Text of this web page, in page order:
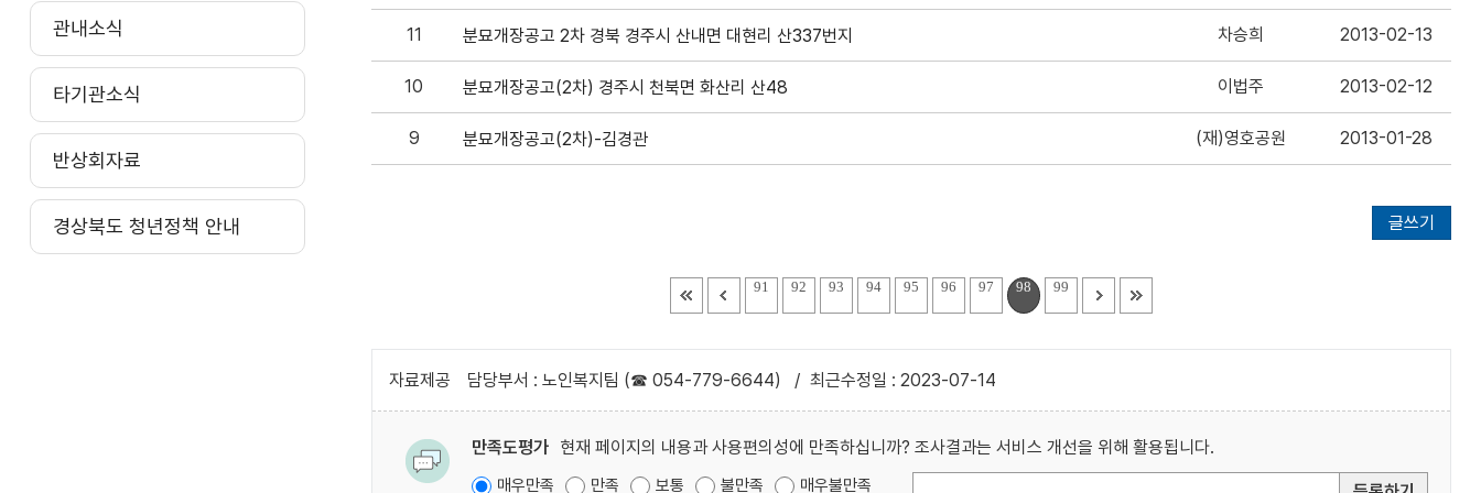
관내소식
타기관소식
반상회자료
경상북도 청년정책 안내
11 분묘개장공고 2차 경북 경주시 산내면 대현리 산337번지 차승희 2013-02-13
10 분묘개장공고(2차) 경주시 천북면 화산리 산48 이법주 2013-02-12
9 분묘개장공고(2차)-김경관 (재)영호공원 2013-01-28
글쓰기
91 92 93 94 95 96 97 98 99
자료제공 담당부서 : 노인복지팀 (☎ 054-779-6644) / 최근수정일 : 2023-07-14
만족도평가 현재 페이지의 내용과 사용편의성에 만족하십니까? 조사결과는 서비스 개선을 위해 활용됩니다.
매우만족 만족 보통 불만족 매우불만족